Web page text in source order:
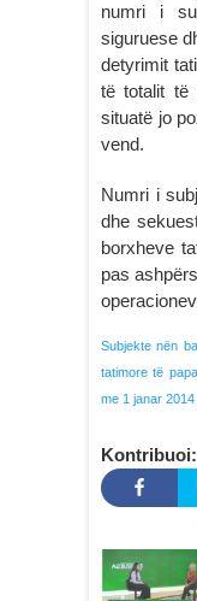
numri i
siguruese
detyrimit
të totalit të
situatë jo
vend.
Numri i
dhe
borxheve
pas
Subjekte nën
tatimore të
me 1 janar 2014